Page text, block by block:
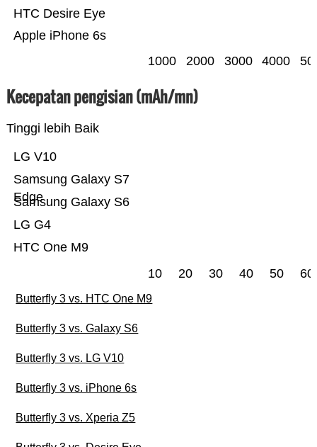
Apple iPhone 6s
HTC Desire Eye
1000 2000 3000 4000
Kecepatan pengisian (mAh/mn)
Tinggi lebih Baik
HTC One M9
LG G4
Samsung Galaxy S6
Samsung Galaxy S7
Edge
LG V10
10 20 30 40 50 60
Butterfly 3 vs. HTC One M9
Butterfly 3 vs. Galaxy S6
Butterfly 3 vs. LG V10
Butterfly 3 vs. iPhone 6s
Butterfly 3 vs. Xperia Z5